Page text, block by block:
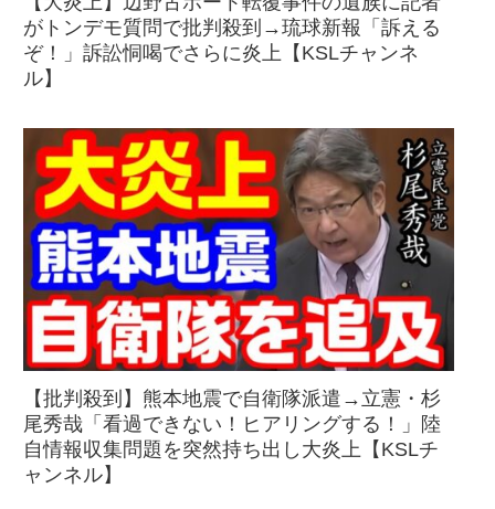
がトンデモ質問で批判殺到→琉球新報「訴える
ぞ！」訴訟恫喝でさらに炎上【KSLチャンネ
ル】
【批判殺到】熊本地震で自衛隊派遣→立憲・杉
尾秀哉「看過できない！ヒアリングする！」陸
自情報収集問題を突然持ち出し大炎上【KSLチ
ャンネル】